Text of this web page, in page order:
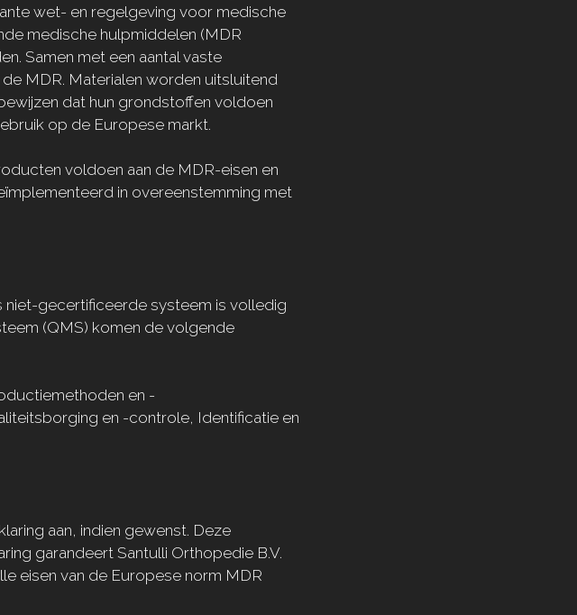
wet- en regelgeving voor medische
medische hulpmiddelen (MDR
Samen met een aantal vaste
MDR. Materialen worden uitsluitend
dat hun grondstoffen voldoen
op de Europese markt.
voldoen aan de MDR-eisen en
in overeenstemming met
niet-gecertificeerde systeem is volledig
(QMS) komen de volgende
en -
en -controle, Identificatie en
aan, indien gewenst. Deze
garandeert Santulli Orthopedie B.V.
eisen van de Europese norm MDR